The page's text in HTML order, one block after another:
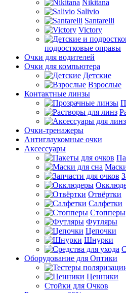
Nikitana
Salivio
Santarelli
Victory
подростковые оправы
Очки для водителей
Очки для компьютера
Детские
Взрослые
Контактные линзы
Очки-тренажеры
Антиглаукомные очки
Аксессуары
Отвёртки
Салфетки
Стопперы
Футляры
Цепочки
Шнурки
Оборудование для Оптики
Ценники
Стойки для Очков